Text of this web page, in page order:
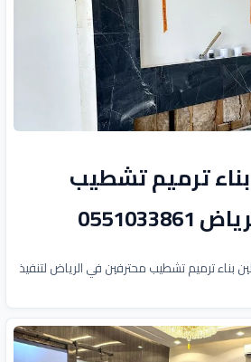
ترميم تشطيب
بناء ترميم تشطيب محترفين في الرياض لتنفيذ